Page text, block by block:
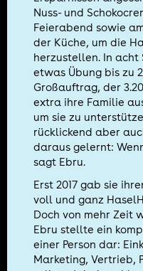
Nuss- und
Feierabend sowie
der Küche, um die
herzustellen. In
etwas Übung bis zu
Großauftrag, der
extra ihre Familie
um sie zu
rücklickend aber
daraus gelernt:
sagt Ebru.
Erst 2017 gab sie
voll und ganz
Doch von mehr Zeit
Ebru stellte ein
einer Person dar:
Marketing, Vertrieb,